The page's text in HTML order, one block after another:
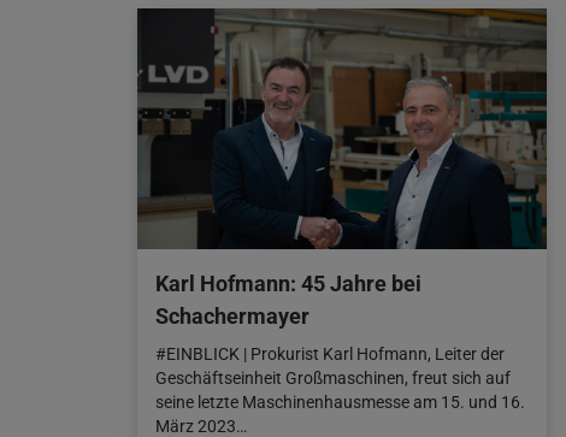
Karl Hofmann: 45 Jahre bei
Schachermayer
#EINBLICK | Prokurist Karl Hofmann, Leiter der
Geschäftseinheit Großmaschinen, freut sich auf
seine letzte Maschinenhausmesse am 15. und 16.
März 2023…